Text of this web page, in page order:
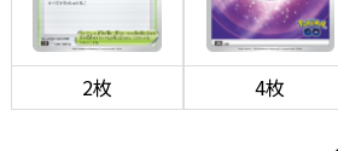
2枚 4枚